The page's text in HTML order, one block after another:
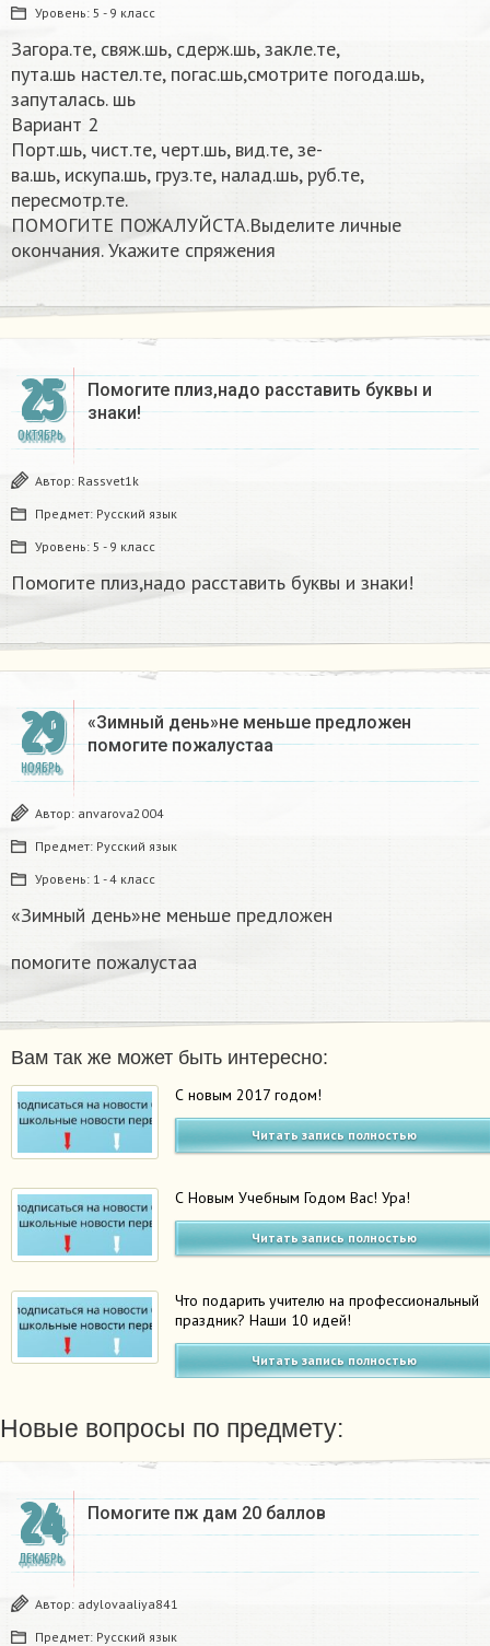
Уровень: 5 - 9 класс
Загора.те, свяж.шь, сдерж.шь, закле.те,
пута.шь настел.те, погас.шь,смотрите погода.шь,
запуталась. шь
Вариант 2
Порт.шь, чист.те, черт.шь, вид.те, зе-
ва.шь, искупа.шь, груз.те, налад.шь, руб.те,
пересмотр.те.
ПОМОГИТЕ ПОЖАЛУЙСТА.Выделите личные
окончания. Укажите спряжения​
25
ОКТЯБРЬ
Помогите плиз,надо расставить буквы и
знаки!
Автор: Rassvet1k
Предмет: Русский язык
Уровень: 5 - 9 класс
Помогите плиз,надо расставить буквы и знаки!
29
НОЯБРЬ
«Зимный день»не меньше предложен
помогите пожалустаа
Автор: anvarova2004
Предмет: Русский язык
Уровень: 1 - 4 класс
«Зимный день»не меньше предложен
помогите пожалустаа
Вам так же может быть интересно:
С новым 2017 годом!
Читать запись полностью
С Новым Учебным Годом Вас! Ура!
Читать запись полностью
Что подарить учителю на профессиональный
праздник? Наши 10 идей!
Читать запись полностью
Новые вопросы по предмету:
24
ДЕКАБРЬ
Помогите пж дам 20 баллов ​
Автор: adylovaaliya841
Предмет: Русский язык